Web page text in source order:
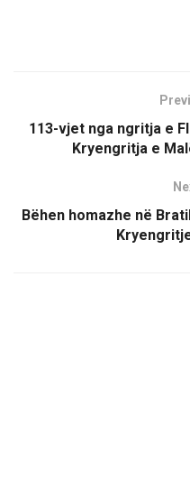
113-vjet nga ngritja e
Kryengritja e
Bëhen homazhe në